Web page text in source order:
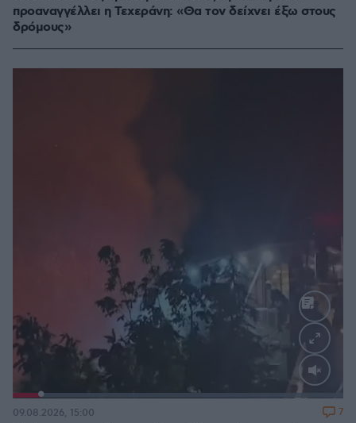
προαναγγέλλει η Τεχεράνη: «Θα τον δείχνει έξω στους
δρόμους»
Loaded:
09.08.2026, 15:00 7